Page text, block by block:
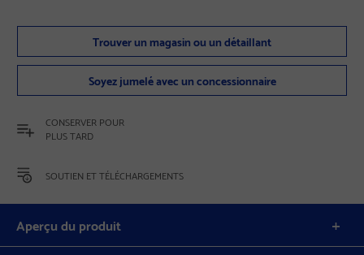
Trouver un magasin ou un détaillant
Soyez jumelé avec un concessionnaire
CONSERVER POUR
PLUS TARD
SOUTIEN ET TÉLÉCHARGEMENTS
Aperçu du produit